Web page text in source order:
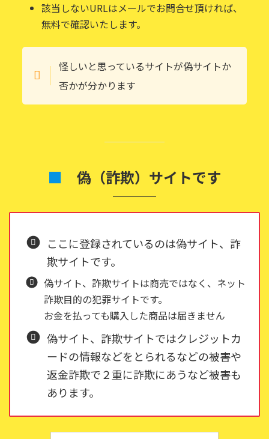
該当しないURLはメールでお問合せ頂ければ、
無料で確認いたします。
怪しいと思っているサイトが偽サイトか
否かが分かります
■ 偽（詐欺）サイトです
ここに登録されているのは偽サイト、詐
欺サイトです。
偽サイト、詐欺サイトは商売ではなく、ネット
詐欺目的の犯罪サイトです。
お金を払っても購入した商品は届きません
偽サイト、詐欺サイトではクレジットカ
ードの情報などをとられるなどの被害や
返金詐欺で２重に詐欺にあうなど被害も
あります。